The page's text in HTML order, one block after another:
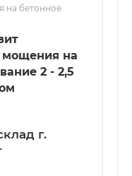
на бетонное
на
2 - 2,5
г.